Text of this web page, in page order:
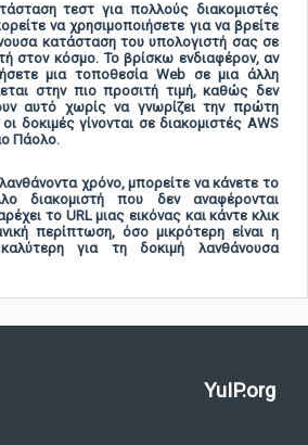
τεστ για πολλούς διακομιστές
να χρησιμοποιήσετε για να βρείτε
κατάσταση του υπολογιστή σας σε
στον κόσμο. Το βρίσκω ενδιαφέρον, αν
μια τοποθεσία Web σε μια άλλη
στην πιο προσιτή τιμή, καθώς δεν
αυτό χωρίς να γνωρίζει την πρώτη
δοκιμές γίνονται σε διακομιστές AWS
Πάολο.
χρόνο, μπορείτε να κάνετε το
διακομιστή που δεν αναφέρονται
το URL μιας εικόνας και κάντε κλικ
περίπτωση, όσο μικρότερη είναι η
για τη δοκιμή λανθάνουσα
YuIP.org